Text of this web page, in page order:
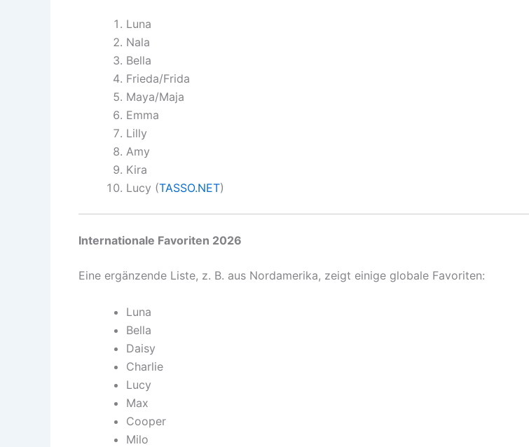
Luna
Nala
Bella
Frieda/Frida
Maya/Maja
Emma
Lilly
Amy
Kira
Lucy (TASSO.NET)
Internationale Favoriten 2026
Eine ergänzende Liste, z. B. aus Nordamerika, zeigt einige globale Favoriten:
Luna
Bella
Daisy
Charlie
Lucy
Max
Cooper
Milo